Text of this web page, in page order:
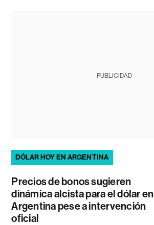
PUBLICIDAD
DÓLAR HOY EN ARGENTINA
Precios de bonos sugieren
dinámica alcista para el dólar en
Argentina pese a intervención
oficial